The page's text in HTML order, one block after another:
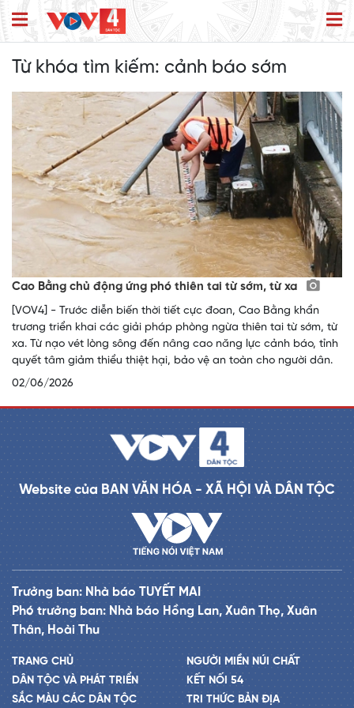
Từ khóa tìm kiếm: cảnh báo sớm
Cao Bằng chủ động ứng phó thiên tai từ sớm, từ xa
[VOV4] - Trước diễn biến thời tiết cực đoan, Cao Bằng khẩn
trương triển khai các giải pháp phòng ngừa thiên tai từ sớm, từ
xa. Từ nạo vét lòng sông đến nâng cao năng lực cảnh báo, tỉnh
quyết tâm giảm thiểu thiệt hại, bảo vệ an toàn cho người dân.
02/06/2026
Website của BAN VĂN HÓA - XÃ HỘI VÀ DÂN TỘC
Trưởng ban: Nhà báo TUYẾT MAI
Phó trưởng ban: Nhà báo Hồng Lan, Xuân Thọ, Xuân
Thân, Hoài Thu
TRANG CHỦ
DÂN TỘC VÀ PHÁT TRIỂN
SẮC MÀU CÁC DÂN TỘC
NGƯỜI MIỀN NÚI CHẤT
KẾT NỐI 54
TRI THỨC BẢN ĐỊA